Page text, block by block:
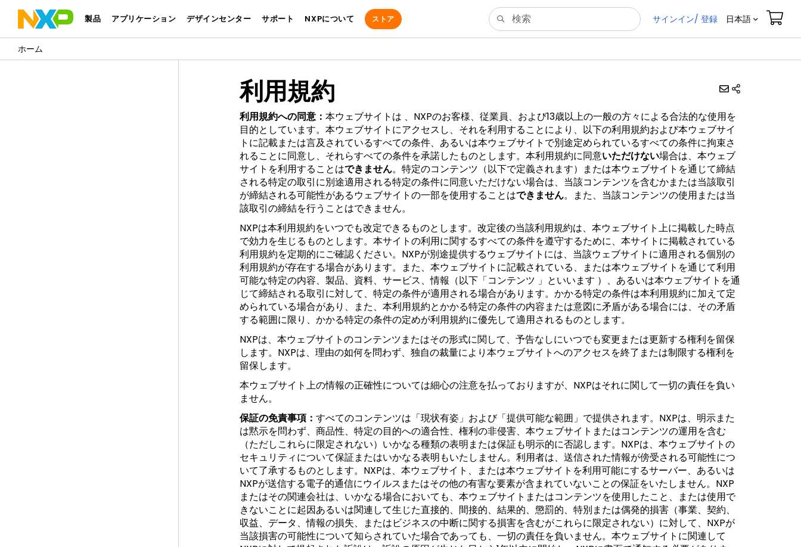
製品 アプリケーション デザインセンター サポート NXPについて ストア サインイン/ 登録 日本語
利用規約
利用規約への同意： 本ウェブサイトは 、NXPのお客様、従業員、および13歳以上の一般の方々による合法的な使用を
目的としています。本ウェブサイトにアクセスし、それを利用することにより、以下の利用規約および本ウェブサイ
トに記載または言及されているすべての条件、あるいは本ウェブサイトで別途定められているすべての条件に拘束さ
れることに同意し、それらすべての条件を承諾したものとします。本利用規約に同意いただけない場合は、本ウェブ
サイトを利用することはできません。特定のコンテンツ（以下で定義されます）または本ウェブサイトを通じて締結
される特定の取引に別途適用される特定の条件に同意いただけない場合は、当該コンテンツを含むかまたは当該取引
が締結される可能性があるウェブサイトの一部を使用することはできません。また、当該コンテンツの使用または当
該取引の締結を行うことはできません。
NXPは本利用規約をいつでも改定できるものとします。改定後の当該利用規約は、本ウェブサイト上に掲載した時点
で効力を生じるものとします。本サイトの利用に関するすべての条件を遵守するために、本サイトに掲載されている
利用規約を定期的にご確認ください。NXPが別途提供するウェブサイトには、当該ウェブサイトに適用される個別の
利用規約が存在する場合があります。また、本ウェブサイトに記載されている、または本ウェブサイトを通じて利用
可能な特定の内容、製品、資料、サービス、情報（以下「コンテンツ 」といいます ）、あるいは本ウェブサイトを通
じて締結される取引に対して、特定の条件が適用される場合があります。かかる特定の条件は本利用規約に加えて定
められている場合があり、また、本利用規約とかかる特定の条件の内容または意図に矛盾がある場合には、その矛盾
する範囲に限り、かかる特定の条件の定めが利用規約に優先して適用されるものとします。
NXPは、本ウェブサイトのコンテンツまたはその形式に関して、予告なしにいつでも変更または更新する権利を留保
します。NXPは、理由の如何を問わず、独自の裁量により本ウェブサイトへのアクセスを終了または制限する権利を
留保します。
本ウェブサイト上の情報の正確性については細心の注意を払っておりますが、NXPはそれに関して一切の責任を負い
ません。
保証の免責事項： すべてのコンテンツは「現状有姿」および「提供可能な範囲」で提供されます。NXPは、明示また
は黙示を問わず、商品性、特定の目的への適合性、権利の非侵害、本ウェブサイトまたはコンテンツの運用を含む
（ただしこれらに限定されない）いかなる種類の表明または保証も明示的に否認します。NXPは、本ウェブサイトの
セキュリティについて保証またはいかなる表明もいたしません。利用者は、送信された情報が傍受される可能性につ
いて了承するものとします。NXPは、本ウェブサイト、または本ウェブサイトを利用可能にするサーバー、あるいは
NXPが送信する電子的通信にウイルスまたはその他の有害な要素が含まれていないことの保証をいたしません。NXP
またはその関連会社は、いかなる場合においても、本ウェブサイトまたはコンテンツを使用したこと、または使用で
きないことに起因あるいは関連して生じた直接的、間接的、結果的、懲罰的、特別または偶発的損害（事業、契約、
収益、データ、情報の損失、またはビジネスの中断に関する損害を含むがこれらに限定されない）に対して、NXPが
当該損害の可能性について知らされていた場合であっても、一切の責任を負いません。本ウェブサイトに関連して